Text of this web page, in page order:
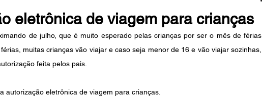
eletrônica de viagem para crianças
de julho, que é muito esperado pelas crianças por ser o mês de férias
muitas crianças vão viajar e caso seja menor de 16 e vão viajar sozinhas,
feita pelos pais.
autorização eletrônica de viagem para crianças.